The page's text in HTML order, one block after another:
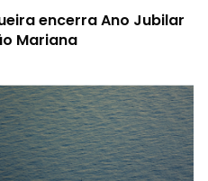
encerra Ano Jubilar
Mariana